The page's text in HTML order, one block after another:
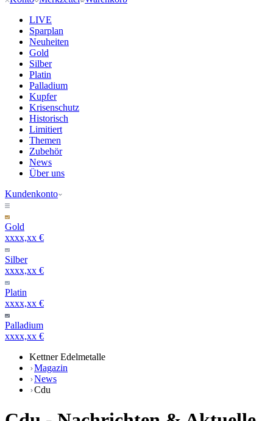
LIVE
Sparplan
Neuheiten
Gold
Silber
Platin
Palladium
Kupfer
Krisenschutz
Historisch
Limitiert
Themen
Zubehör
News
Über uns
Kundenkonto
Gold
xxxx,xx €
Silber
xxxx,xx €
Platin
xxxx,xx €
Palladium
xxxx,xx €
Kettner Edelmetalle
Magazin
News
Cdu